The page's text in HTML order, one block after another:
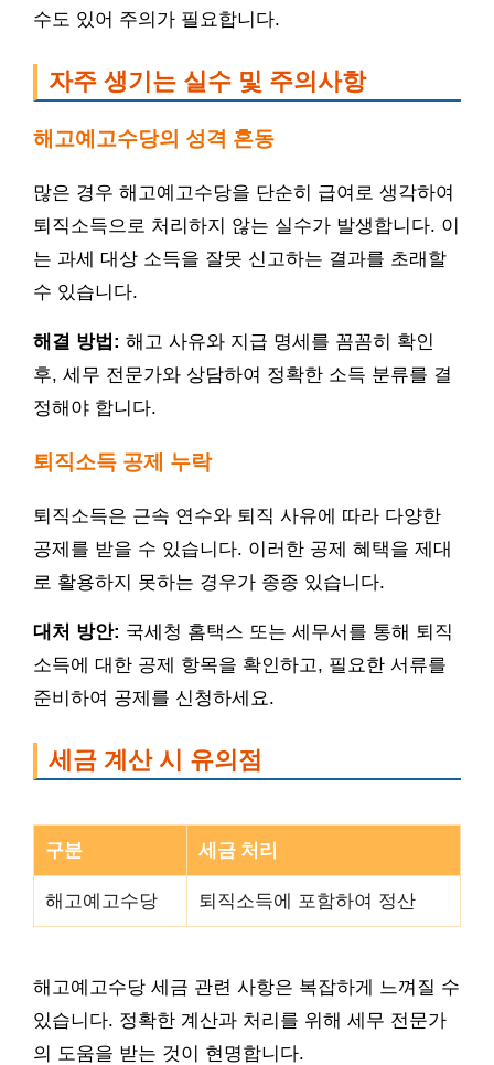
수도 있어 주의가 필요합니다.
자주 생기는 실수 및 주의사항
해고예고수당의 성격 혼동
많은 경우 해고예고수당을 단순히 급여로 생각하여
퇴직소득으로 처리하지 않는 실수가 발생합니다. 이
는 과세 대상 소득을 잘못 신고하는 결과를 초래할
수 있습니다.
해결 방법: 해고 사유와 지급 명세를 꼼꼼히 확인
후, 세무 전문가와 상담하여 정확한 소득 분류를 결
정해야 합니다.
퇴직소득 공제 누락
퇴직소득은 근속 연수와 퇴직 사유에 따라 다양한
공제를 받을 수 있습니다. 이러한 공제 혜택을 제대
로 활용하지 못하는 경우가 종종 있습니다.
대처 방안: 국세청 홈택스 또는 세무서를 통해 퇴직
소득에 대한 공제 항목을 확인하고, 필요한 서류를
준비하여 공제를 신청하세요.
세금 계산 시 유의점
구분 세금 처리
해고예고수당 퇴직소득에 포함하여 정산
해고예고수당 세금 관련 사항은 복잡하게 느껴질 수
있습니다. 정확한 계산과 처리를 위해 세무 전문가
의 도움을 받는 것이 현명합니다.